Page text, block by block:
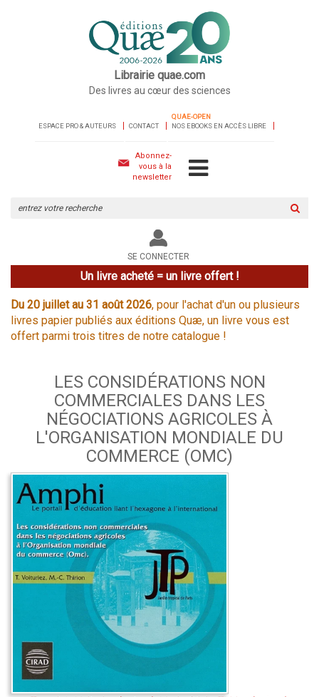
Librairie quae.com
Des livres au cœur des sciences
ESPACE PRO & AUTEURS CONTACT
QUAE-OPEN
NOS EBOOKS EN ACCÈS LIBRE
Abonnez-
vous à la
newsletter
le
site
SE CONNECTER
Un livre acheté = un livre offert !
Du 20 juillet au 31 août 2026, pour l'achat d'un ou plusieurs
livres papier publiés aux éditions Quæ, un livre vous est
offert parmi trois titres de notre catalogue !
LES CONSIDÉRATIONS NON
COMMERCIALES DANS LES
NÉGOCIATIONS AGRICOLES À
L'ORGANISATION MONDIALE DU
COMMERCE (OMC)